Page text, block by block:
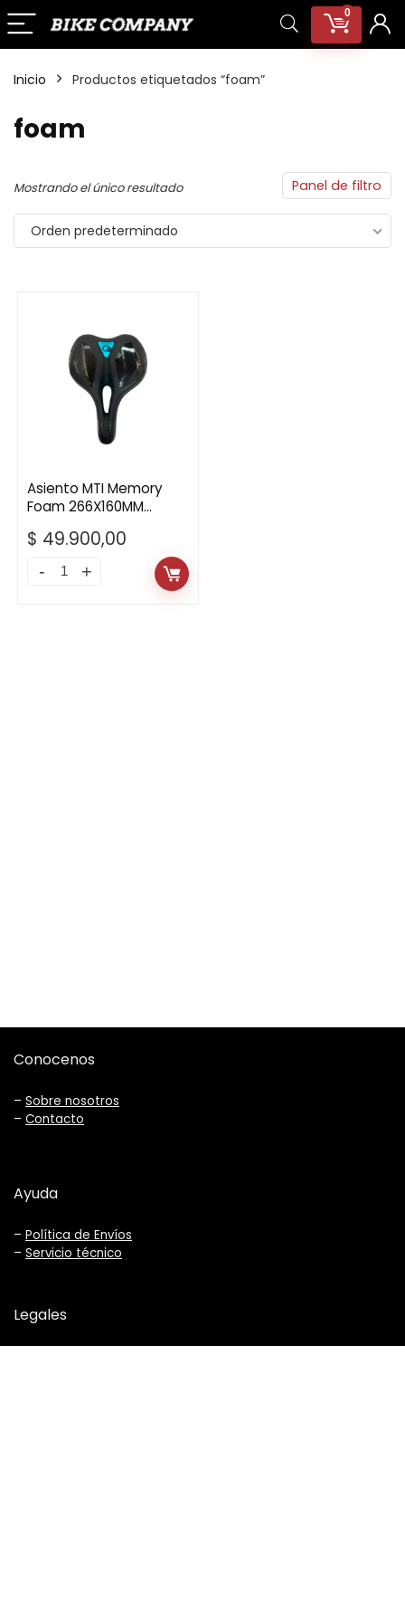
0
Inicio Productos etiquetados “foam”
foam
Panel de filtro
Mostrando el único resultado
Orden predeterminado
Asiento MTI Memory
Foam 266X160MM
$ 49.900,00
Asiento
Conocenos
– Sobre nosotros
– Contacto
Ayuda
– Política de Envíos
– Servicio técnico
Legales